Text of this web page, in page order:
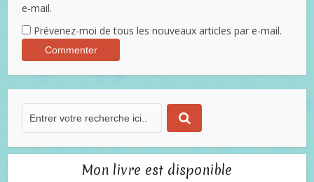
e-mail.
Prévenez-moi de tous les nouveaux articles par e-mail.
Mon livre est disponible